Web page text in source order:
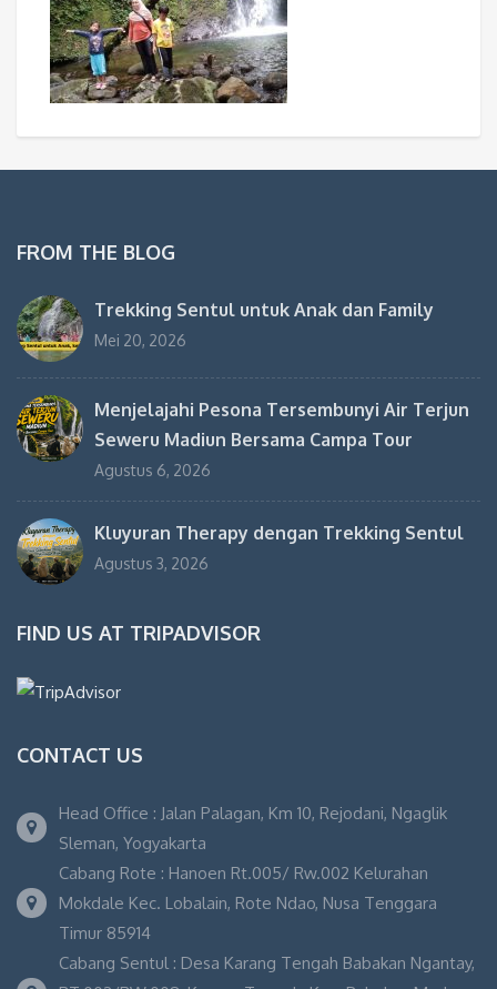
FROM THE BLOG
Trekking Sentul untuk Anak dan Family
Mei 20, 2026
Menjelajahi Pesona Tersembunyi Air Terjun
Seweru Madiun Bersama Campa Tour
Agustus 6, 2026
Kluyuran Therapy dengan Trekking Sentul
Agustus 3, 2026
FIND US AT TRIPADVISOR
CONTACT US
Head Office : Jalan Palagan, Km 10, Rejodani, Ngaglik
Sleman, Yogyakarta
Cabang Rote : Hanoen Rt.005/ Rw.002 Kelurahan
Mokdale Kec. Lobalain, Rote Ndao, Nusa Tenggara
Timur 85914
Cabang Sentul : Desa Karang Tengah Babakan Ngantay,